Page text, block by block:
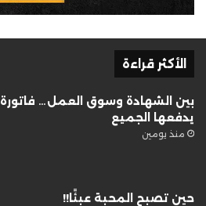
الأكثر قراءة
بين الشهادة وسوق العمل… فاتورة
يدفعها الجميع
منذ يومين
حين تصبح المحبة عبئًا!!